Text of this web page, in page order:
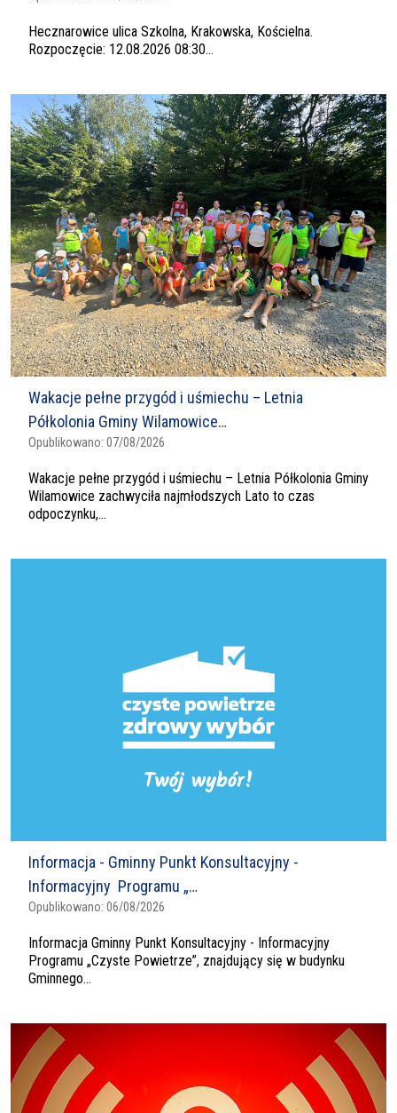
Hecznarowice ulica Szkolna, Krakowska, Kościelna.
Rozpoczęcie: 12.08.2026 08:30...
Wakacje pełne przygód i uśmiechu – Letnia
Półkolonia Gminy Wilamowice…
Opublikowano: 07/08/2026
Wakacje pełne przygód i uśmiechu – Letnia Półkolonia Gminy
Wilamowice zachwyciła najmłodszych Lato to czas
odpoczynku,...
Informacja - Gminny Punkt Konsultacyjny -
Informacyjny Programu „…
Opublikowano: 06/08/2026
Informacja Gminny Punkt Konsultacyjny - Informacyjny
Programu „Czyste Powietrze”, znajdujący się w budynku
Gminnego...